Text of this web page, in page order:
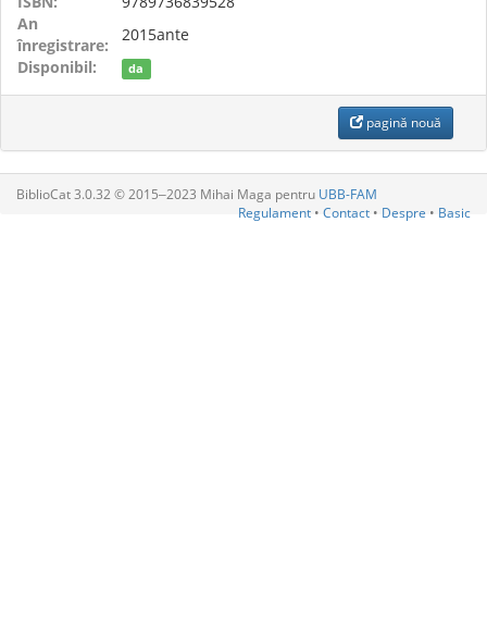
An
înregistrare:
2015ante
Disponibil:
da
pagină nouă
BiblioCat 3.0.32 © 2015‒2023 Mihai Maga pentru UBB-FAM
Regulament • Contact • Despre • Basic